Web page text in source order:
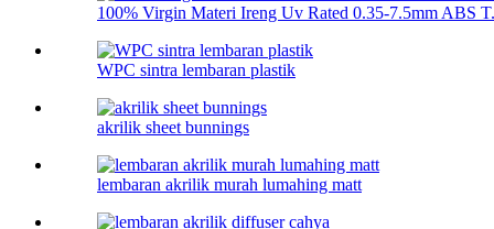
100% Virgin Materi Ireng Uv Rated 0.35-7.5mm ABS
WPC sintra lembaran plastik
akrilik sheet bunnings
lembaran akrilik murah lumahing matt